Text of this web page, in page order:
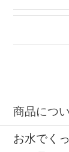
商品につ
お水でく